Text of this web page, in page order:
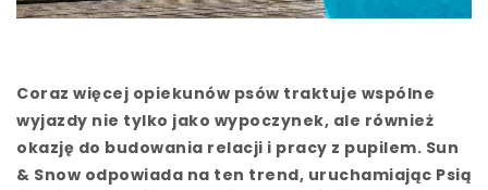
Coraz więcej opiekunów psów traktuje wspólne
wyjazdy nie tylko jako wypoczynek, ale również
okazję do budowania relacji i pracy z pupilem. Sun
& Snow odpowiada na ten trend, uruchamiając Psią